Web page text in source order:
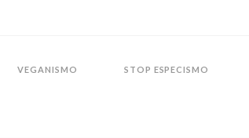
VEGANISMO STOP ESPECISMO